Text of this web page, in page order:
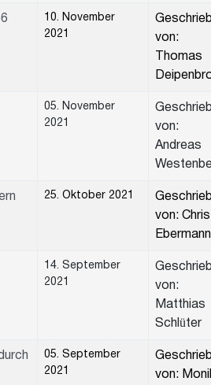
10. November
2021
von:
Thomas
05. November
2021
von:
Andreas
25. Oktober 2021
von:
Ebermann
14. September
2021
von:
Matthias
Schlüter
05. September
2021
von: